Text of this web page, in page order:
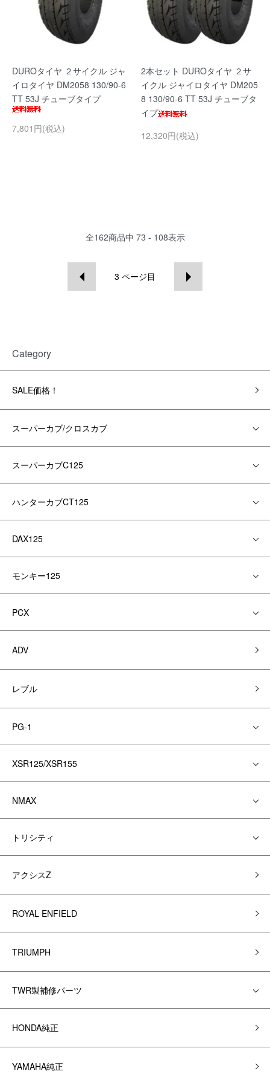
DUROタイヤ ２サイクル ジャ
イロタイヤ DM2058 130/90-6
TT 53J チューブタイプ
7,801円(税込)
2本セット DUROタイヤ ２サ
イクル ジャイロタイヤ DM205
8 130/90-6 TT 53J チューブタ
イプ
12,320円(税込)
全162商品中 73 - 108表示
3 ページ目
Category
SALE価格！
スーパーカブ/クロスカブ
スーパーカブC125
ハンターカブCT125
DAX125
モンキー125
PCX
ADV
レブル
PG-1
XSR125/XSR155
NMAX
トリシティ
アクシスZ
ROYAL ENFIELD
TRIUMPH
TWR製補修パーツ
HONDA純正
YAMAHA純正